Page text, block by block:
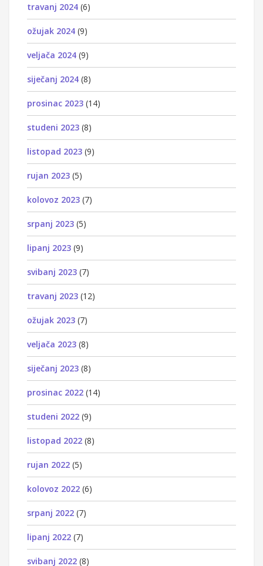
travanj 2024 (6)
ožujak 2024 (9)
veljača 2024 (9)
siječanj 2024 (8)
prosinac 2023 (14)
studeni 2023 (8)
listopad 2023 (9)
rujan 2023 (5)
kolovoz 2023 (7)
srpanj 2023 (5)
lipanj 2023 (9)
svibanj 2023 (7)
travanj 2023 (12)
ožujak 2023 (7)
veljača 2023 (8)
siječanj 2023 (8)
prosinac 2022 (14)
studeni 2022 (9)
listopad 2022 (8)
rujan 2022 (5)
kolovoz 2022 (6)
srpanj 2022 (7)
lipanj 2022 (7)
svibanj 2022 (8)